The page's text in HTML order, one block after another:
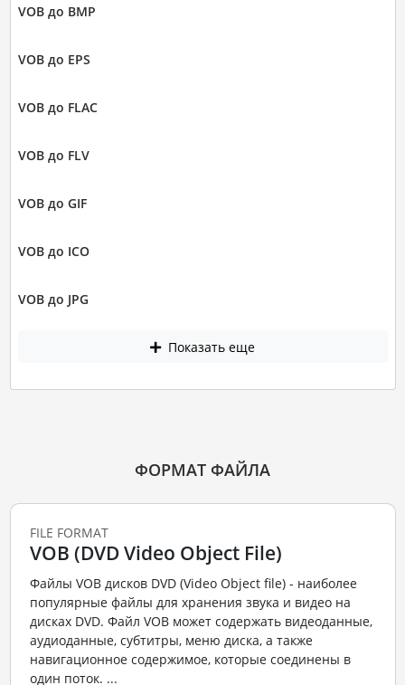
VOB до BMP
VOB до EPS
VOB до FLAC
VOB до FLV
VOB до GIF
VOB до ICO
VOB до JPG
Показать еще
ФОРМАТ ФАЙЛА
FILE FORMAT
VOB (DVD Video Object File)
Файлы VOB дисков DVD (Video Object file) - наиболее
популярные файлы для хранения звука и видео на
дисках DVD. Файл VOB может содержать видеоданные,
аудиоданные, субтитры, меню диска, а также
навигационное содержимое, которые соединены в
один поток. ...